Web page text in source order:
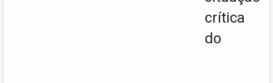
crítica
do